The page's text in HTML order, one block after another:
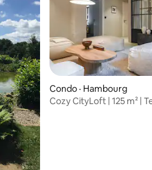
Condo · Hambourg
Cozy CityLoft | 125 m² |